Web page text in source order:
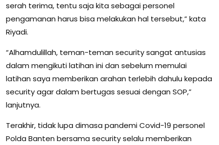
serah terima, tentu saja kita sebagai personel
pengamanan harus bisa melakukan hal tersebut,” kata
Riyadi.
“Alhamdulillah, teman-teman security sangat antusias
dalam mengikuti latihan ini dan sebelum memulai
latihan saya memberikan arahan terlebih dahulu kepada
security agar dalam bertugas sesuai dengan SOP,”
lanjutnya.
Terakhir, tidak lupa dimasa pandemi Covid-19 personel
Polda Banten bersama security selalu memberikan